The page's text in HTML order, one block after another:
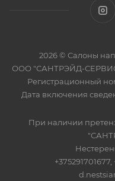
2026 © Салоны
ООО "САНТРЭЙД-СЕРВИС"
Регистрационный
Дата включения
При наличии
+375291701677,